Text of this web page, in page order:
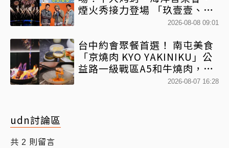
煙火秀接力登場 「玖壹壹、美
2026-08-08 09:01
台中約會聚餐首選！ 南屯美食
「京燒肉 KYO YAKINIKU」公
益路一級戰區A5和牛燒肉，京
平雙人套餐全程專人代烤2026-08-07 16:28
udn討論區
共 2 則留言